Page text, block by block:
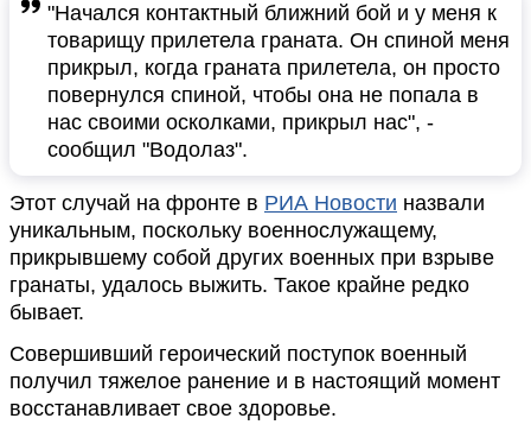
"Начался контактный ближний бой и у меня к
товарищу прилетела граната. Он спиной меня
прикрыл, когда граната прилетела, он просто
повернулся спиной, чтобы она не попала в
нас своими осколками, прикрыл нас", -
сообщил "Водолаз".
Этот случай на фронте в РИА Новости назвали
уникальным, поскольку военнослужащему,
прикрывшему собой других военных при взрыве
гранаты, удалось выжить. Такое крайне редко
бывает.
Совершивший героический поступок военный
получил тяжелое ранение и в настоящий момент
восстанавливает свое здоровье.